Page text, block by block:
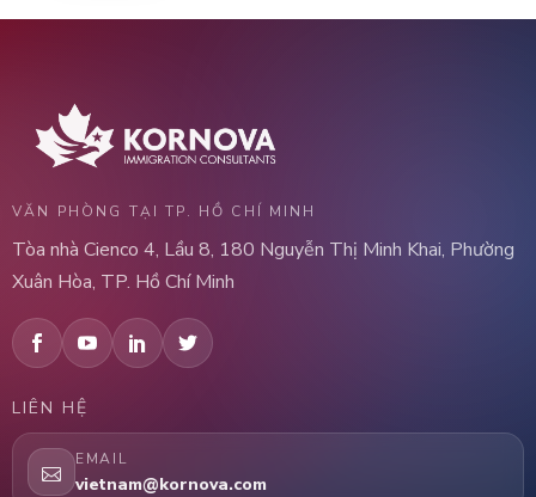
VĂN PHÒNG TẠI TP. HỒ CHÍ MINH
Tòa nhà Cienco 4, Lầu 8, 180 Nguyễn Thị Minh Khai, Phường
Xuân Hòa, TP. Hồ Chí Minh
LIÊN HỆ
EMAIL
vietnam@kornova.com